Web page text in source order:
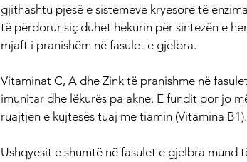
gjithashtu pjesë e sistemeve kryesore të
të përdorur siç duhet hekurin për sintezën e
mjaft i pranishëm në fasulet e gjelbra.
Vitaminat C, A dhe Zink të pranishme në
imunitar dhe lëkurës pa akne. E fundit por jo
ruajtjen e kujtesës tuaj me tiamin (Vitamina B1).
Ushqyesit e shumtë në fasulet e gjelbra mund